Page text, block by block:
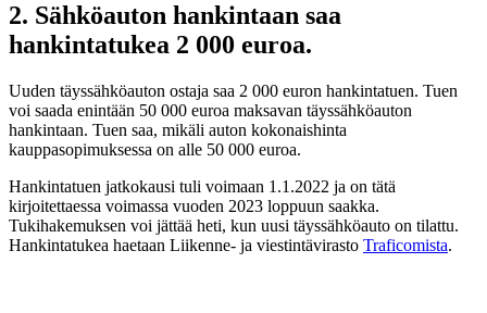
2. Sähköauton hankintaan saa
hankintatukea 2 000 euroa.
Uuden täyssähköauton ostaja saa 2 000 euron hankintatuen. Tuen
voi saada enintään 50 000 euroa maksavan täyssähköauton
hankintaan. Tuen saa, mikäli auton kokonaishinta
kauppasopimuksessa on alle 50 000 euroa.
Hankintatuen jatkokausi tuli voimaan 1.1.2022 ja on tätä
kirjoitettaessa voimassa vuoden 2023 loppuun saakka.
Tukihakemuksen voi jättää heti, kun uusi täyssähköauto on tilattu.
Hankintatukea haetaan Liikenne- ja viestintävirasto Traficomista.